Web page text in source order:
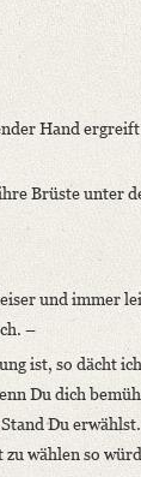
Hand
Brüste unter
und immer
–
ist, so dächt
Du dich
Du
wählen so